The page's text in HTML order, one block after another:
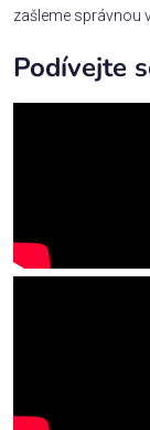
zašleme správnou
Podívejte